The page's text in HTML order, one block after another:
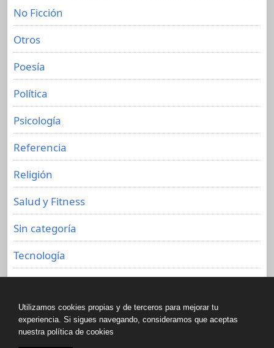
No Ficción
Otros
Poesía
Política
Psicología
Referencia
Religión
Salud y Fitness
Sin categoría
Tecnología
Utilizamos cookies propias y de terceros para mejorar tu
experiencia. Si sigues navegando, consideramos que aceptas
nuestra política de cookies